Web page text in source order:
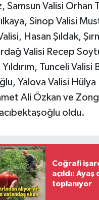
Samsun Valisi Orhan
Sinop Valisi
Hasan Şıldak,
Valisi Recep
Tunceli Valisi
Yalova Valisi
Ali Özkan ve
oldu.
Coğrafi
açıldı:
toplanıyor